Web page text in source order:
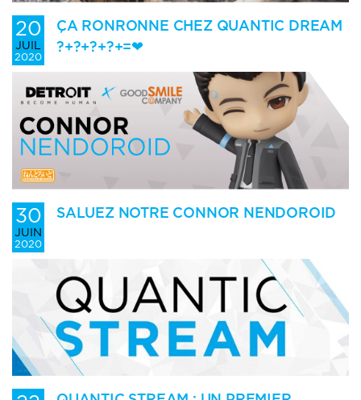
20
JUIL
2020
ÇA RONRONNE CHEZ QUANTIC DREAM
?+?+?+?+=❤
30
JUIN
2020
SALUEZ NOTRE CONNOR NENDOROID